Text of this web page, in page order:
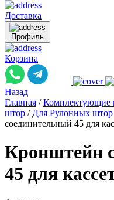
Доставка
Профиль
Корзина
Назад
Главная / Комплектующие
штор / Для Рулонных
соединительный 45 для
Кронштейн
45 для